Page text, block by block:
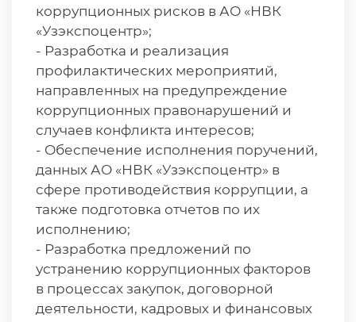
коррупционных рисков в АО «НВК
«Узэкспоцентр»;
- Разработка и реализация
профилактических мероприятий,
направленных на предупреждение
коррупционных правонарушений и
случаев конфликта интересов;
- Обеспечение исполнения поручений,
данных АО «НВК «Узэкспоцентр» в
сфере противодействия коррупции, а
также подготовка отчетов по их
исполнению;
- Разработка предложений по
устранению коррупционных факторов
в процессах закупок, договорной
деятельности, кадровых и финансовых